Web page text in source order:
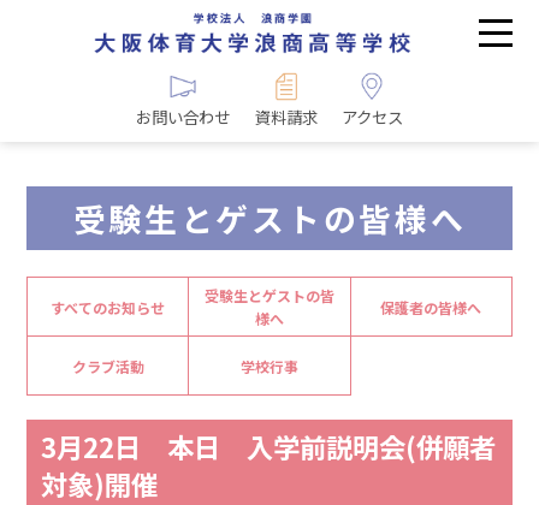
お問い合わせ 資料請求 アクセス
受験生とゲストの皆様へ
すべてのお知らせ
受験生とゲストの皆
様へ
保護者の皆様へ
クラブ活動 学校行事
3月22日 本日 入学前説明会(併願者
対象)開催